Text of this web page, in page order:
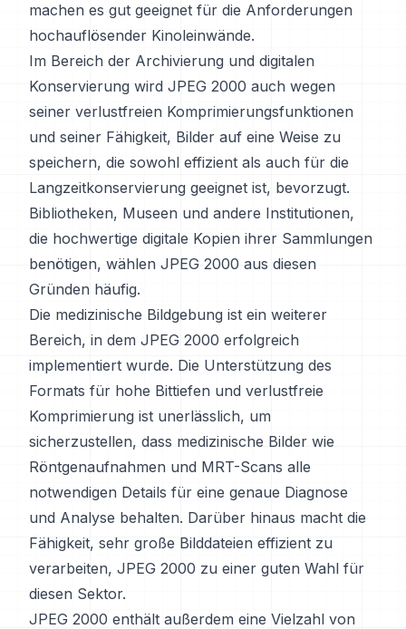
machen es gut geeignet für die Anforderungen
hochauflösender Kinoleinwände.
Im Bereich der Archivierung und digitalen
Konservierung wird JPEG 2000 auch wegen
seiner verlustfreien Komprimierungsfunktionen
und seiner Fähigkeit, Bilder auf eine Weise zu
speichern, die sowohl effizient als auch für die
Langzeitkonservierung geeignet ist, bevorzugt.
Bibliotheken, Museen und andere Institutionen,
die hochwertige digitale Kopien ihrer Sammlungen
benötigen, wählen JPEG 2000 aus diesen
Gründen häufig.
Die medizinische Bildgebung ist ein weiterer
Bereich, in dem JPEG 2000 erfolgreich
implementiert wurde. Die Unterstützung des
Formats für hohe Bittiefen und verlustfreie
Komprimierung ist unerlässlich, um
sicherzustellen, dass medizinische Bilder wie
Röntgenaufnahmen und MRT-Scans alle
notwendigen Details für eine genaue Diagnose
und Analyse behalten. Darüber hinaus macht die
Fähigkeit, sehr große Bilddateien effizient zu
verarbeiten, JPEG 2000 zu einer guten Wahl für
diesen Sektor.
JPEG 2000 enthält außerdem eine Vielzahl von